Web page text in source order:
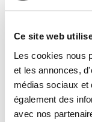
Ce site web
Les cookies nous
et les annonces,
médias sociaux et
également des
avec nos
Fiscalité, TVA